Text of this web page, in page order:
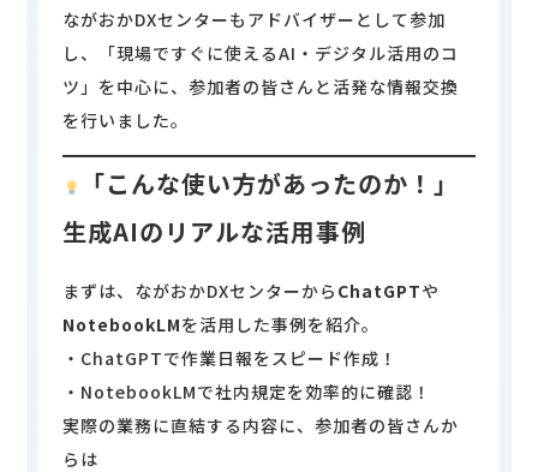
賛同団体・サポート企業様向けコンテンツの
スワードをお忘れの場合は
からお問合
サイトマップ
利用規約
運営会社
個人情報保護方針
ながおかDXセンターもアドバイザーとして参加
し、「現場ですぐに使えるAI・デジタル活用のコ
ツ」を中心に、参加者の皆さんと活発な情報交換
を行いました。
「こんな使い方があったのか！」
生成AIのリアルな活用事例
まずは、ながおかDXセンターから ChatGPTや
NotebookLMを活用した事例を紹介。
・ChatGPTで作業日報をスピード作成！
・NotebookLMで社内規定を効率的に確認！
実際の業務に直結する内容に、参加者の皆さんか
らは